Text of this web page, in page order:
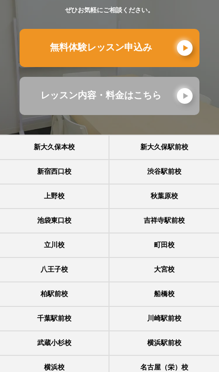
ぜひお気軽にご相談ください。
無料体験レッスン申込み
レッスン内容・料金はこちら
新大久保本校 新大久保駅前校
新宿西口校 渋谷駅前校
上野校 秋葉原校
池袋東口校 吉祥寺駅前校
立川校 町田校
八王子校 大宮校
柏駅前校 船橋校
千葉駅前校 川崎駅前校
武蔵小杉校 横浜駅前校
横浜校 名古屋（栄）校